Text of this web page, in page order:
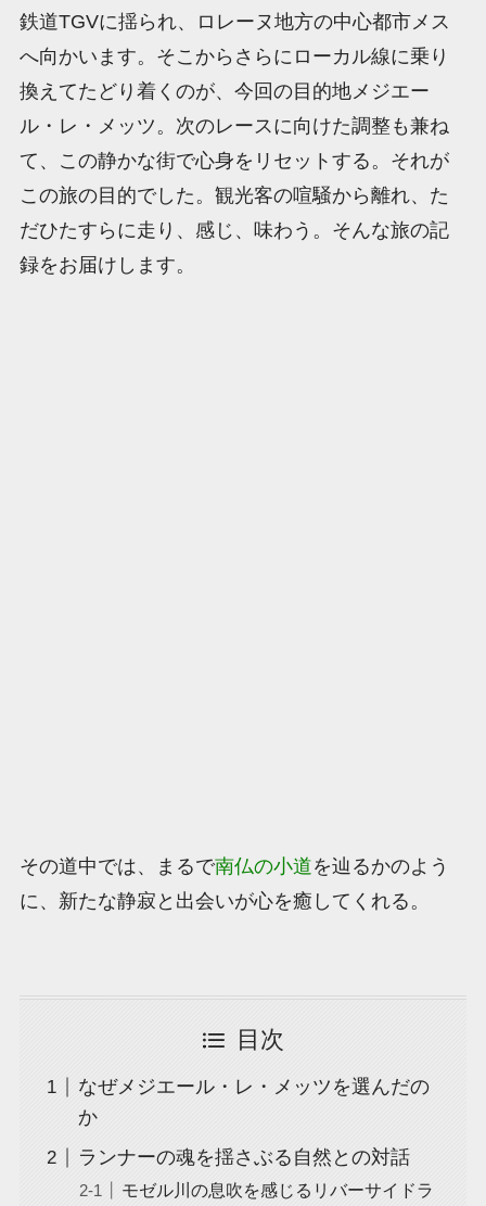
鉄道TGVに揺られ、ロレーヌ地方の中心都市メス
へ向かいます。そこからさらにローカル線に乗り
換えてたどり着くのが、今回の目的地メジエー
ル・レ・メッツ。次のレースに向けた調整も兼ね
て、この静かな街で心身をリセットする。それが
この旅の目的でした。観光客の喧騒から離れ、た
だひたすらに走り、感じ、味わう。そんな旅の記
録をお届けします。
その道中では、まるで南仏の小道を辿るかのよう
に、新たな静寂と出会いが心を癒してくれる。
目次
なぜメジエール・レ・メッツを選んだの
か
ランナーの魂を揺さぶる自然との対話
モゼル川の息吹を感じるリバーサイドラ